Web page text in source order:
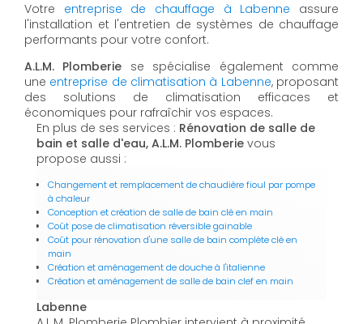
Votre entreprise de chauffage à Labenne assure
l'installation et l'entretien de systèmes de chauffage
performants pour votre confort.
A.L.M. Plomberie se spécialise également comme
une entreprise de climatisation à Labenne, proposant
des solutions de climatisation efficaces et
économiques pour rafraîchir vos espaces.
En plus de ses services : Rénovation de salle de
bain et salle d'eau, A.L.M. Plomberie vous
propose aussi :
Changement et remplacement de chaudière fioul par pompe
à chaleur
Conception et création de salle de bain clé en main
Coût pose de climatisation réversible gainable
Coût pour rénovation d'une salle de bain complète clé en
main
Création et aménagement de douche à l'italienne
Création et aménagement de salle de bain clef en main
Labenne